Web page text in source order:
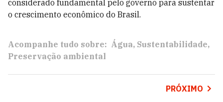
considerado fundamental pelo governo para sustentar
o crescimento econômico do Brasil.
Acompanhe tudo sobre: Água Sustentabilidade
Preservação ambiental
PRÓXIMO